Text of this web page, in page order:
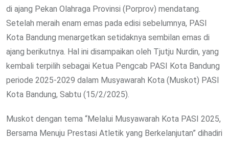
di ajang Pekan Olahraga Provinsi (Porprov) mendatang.
Setelah meraih enam emas pada edisi sebelumnya, PASI
Kota Bandung menargetkan setidaknya sembilan emas di
ajang berikutnya. Hal ini disampaikan oleh Tjutju Nurdin, yang
kembali terpilih sebagai Ketua Pengcab PASI Kota Bandung
periode 2025-2029 dalam Musyawarah Kota (Muskot) PASI
Kota Bandung, Sabtu (15/2/2025).
Muskot dengan tema “Melalui Musyawarah Kota PASI 2025,
Bersama Menuju Prestasi Atletik yang Berkelanjutan” dihadiri